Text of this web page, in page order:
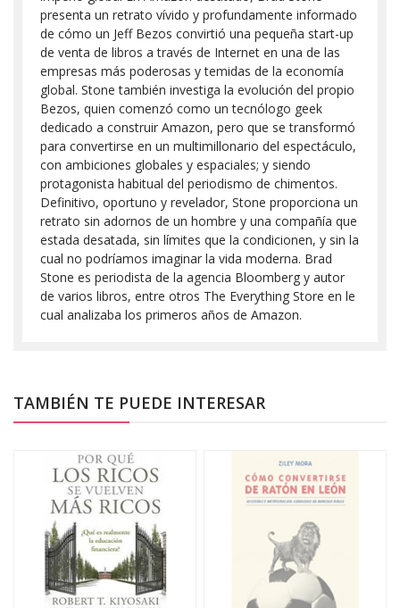
presenta un retrato vívido y profundamente informado
de cómo un Jeff Bezos convirtió una pequeña start-up
de venta de libros a través de Internet en una de las
empresas más poderosas y temidas de la economía
global. Stone también investiga la evolución del propio
Bezos, quien comenzó como un tecnólogo geek
dedicado a construir Amazon, pero que se transformó
para convertirse en un multimillonario del espectáculo,
con ambiciones globales y espaciales; y siendo
protagonista habitual del periodismo de chimentos.
Definitivo, oportuno y revelador, Stone proporciona un
retrato sin adornos de un hombre y una compañía que
estada desatada, sin límites que la condicionen, y sin la
cual no podríamos imaginar la vida moderna. Brad
Stone es periodista de la agencia Bloomberg y autor
de varios libros, entre otros The Everything Store en le
cual analizaba los primeros años de Amazon.
TAMBIÉN TE PUEDE INTERESAR